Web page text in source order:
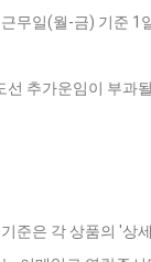
무일(월-금) 기준
추가운임이 부과
준은 각 상품의 '상